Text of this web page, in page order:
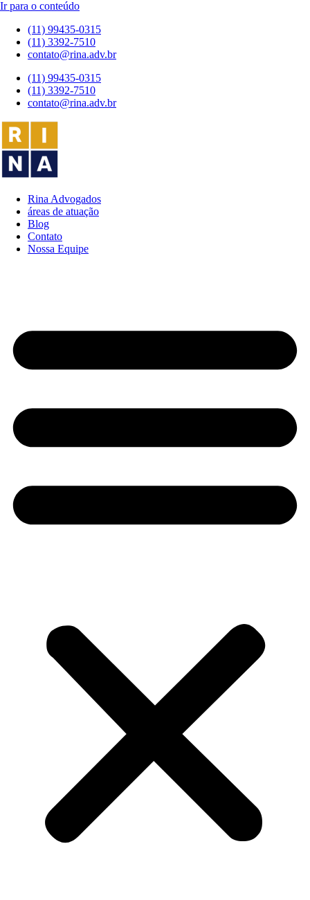
Ir para o conteúdo
(11) 99435-0315
(11) 3392-7510
contato@rina.adv.br
(11) 99435-0315
(11) 3392-7510
contato@rina.adv.br
Rina Advogados
áreas de atuação
Blog
Contato
Nossa Equipe